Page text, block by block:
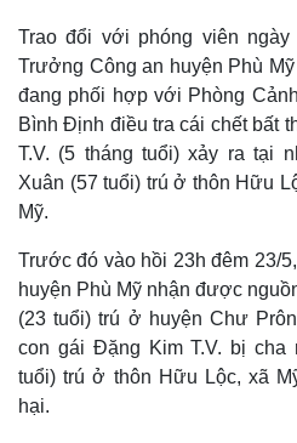
Trao đổi với phóng viên
Trưởng Công an huyện Phù
đang phối hợp với Phòng
Bình Định điều tra cái chết bất
T.V. (5 tháng tuổi) xảy ra tại
Xuân (57 tuổi) trú ở thôn Hữu
Mỹ.
Trước đó vào hồi 23h đêm 23/
huyện Phù Mỹ nhận được
(23 tuổi) trú ở huyện Chư
con gái Đặng Kim T.V. bị
tuổi) trú ở thôn Hữu Lộc, xã
hại.